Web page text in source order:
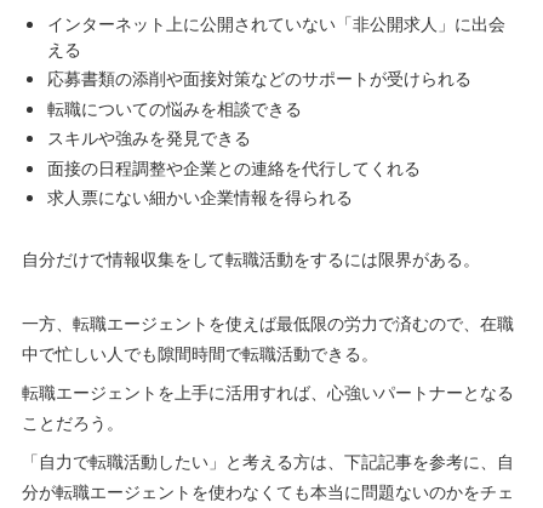
インターネット上に公開されていない「非公開求人」に出会
える
応募書類の添削や面接対策などのサポートが受けられる
転職についての悩みを相談できる
スキルや強みを発見できる
面接の日程調整や企業との連絡を代行してくれる
求人票にない細かい企業情報を得られる
自分だけで情報収集をして転職活動をするには限界がある。
一方、転職エージェントを使えば最低限の労力で済むので、在職
中で忙しい人でも隙間時間で転職活動できる。
転職エージェントを上手に活用すれば、心強いパートナーとなる
ことだろう。
「自力で転職活動したい」と考える方は、下記記事を参考に、自
分が転職エージェントを使わなくても本当に問題ないのかをチェ